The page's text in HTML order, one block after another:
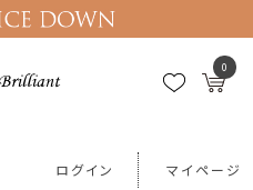
0
ログイン マイページ